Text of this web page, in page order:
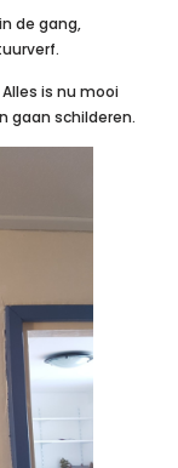
de gang,
is nu mooi
gaan schilderen.